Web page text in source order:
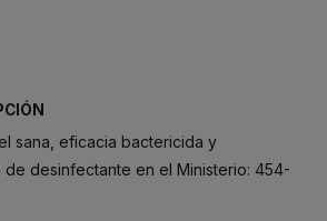
sana, eficacia bactericida y
de desinfectante en el Ministerio: 454-